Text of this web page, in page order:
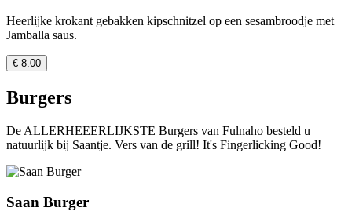
Heerlijke krokant gebakken kipschnitzel op een sesambroodje met
Jamballa saus.
€ 8.00
Burgers
De ALLERHEEERLIJKSTE Burgers van Fulnaho besteld u
natuurlijk bij Saantje. Vers van de grill! It's Fingerlicking Good!
Saan Burger